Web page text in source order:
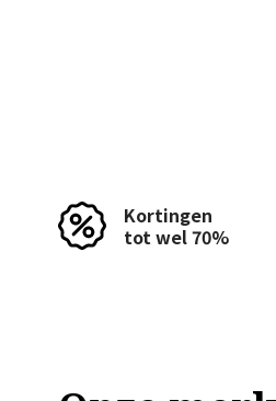
Kortingen
tot wel 70%